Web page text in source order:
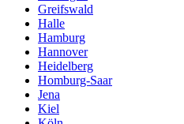
Greifswald
Halle
Hamburg
Hannover
Heidelberg
Homburg-Saar
Jena
Kiel